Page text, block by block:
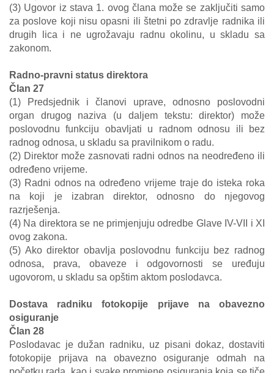
(3) Ugovor iz stava 1. ovog člana može se zaključiti samo
za poslove koji nisu opasni ili štetni po zdravlje radnika ili
drugih lica i ne ugrožavaju radnu okolinu, u skladu sa
zakonom.
Radno-pravni status direktora
Član 27
(1) Predsjednik i članovi uprave, odnosno poslovodni
organ drugog naziva (u daljem tekstu: direktor) može
poslovodnu funkciju obavljati u radnom odnosu ili bez
radnog odnosa, u skladu sa pravilnikom o radu.
(2) Direktor može zasnovati radni odnos na neodređeno ili
određeno vrijeme.
(3) Radni odnos na određeno vrijeme traje do isteka roka
na koji je izabran direktor, odnosno do njegovog
razrješenja.
(4) Na direktora se ne primjenjuju odredbe Glave IV-VII i XI
ovog zakona.
(5) Ako direktor obavlja poslovodnu funkciju bez radnog
odnosa, prava, obaveze i odgovornosti se uređuju
ugovorom, u skladu sa opštim aktom poslodavca.
Dostava radniku fotokopije prijave na obavezno
osiguranje
Član 28
Poslodavac je dužan radniku, uz pisani dokaz, dostaviti
fotokopije prijava na obavezno osiguranje odmah na